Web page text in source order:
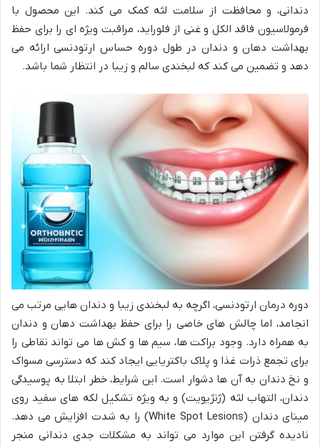
دندانی، و محافظت از سلامت لثه کمک می کند. این محصول با
فرمولاسیون فاقد الکل و غنی از فلوراید، مراقبت ویژه ای را برای حفظ
بهداشت دهان و دندان در طول دوره حساس ارتودنسی ارائه می
دهد و تضمین می کند که لبخندی سالم و زیبا در انتظار شما باشد.
دوره درمان ارتودنسی، اگرچه به لبخندی زیبا و دندان هایی مرتب می
انجامد، اما چالش های خاصی را برای حفظ بهداشت دهان و دندان
به همراه دارد. وجود براکت ها، سیم ها و کش ها می تواند نقاطی را
برای تجمع ذرات غذا و پلاک باکتریایی ایجاد کند که دسترسی مسواک
و نخ دندان به آن ها دشوار است. این شرایط، خطر ابتلا به پوسیدگی
دندان، التهاب لثه (ژنژیویت) و به ویژه تشکیل لکه های سفید روی
مینای دندان (White Spot Lesions) را به شدت افزایش می دهد.
نادیده گرفتن این موارد می تواند به مشکلات جدی دندانی منجر